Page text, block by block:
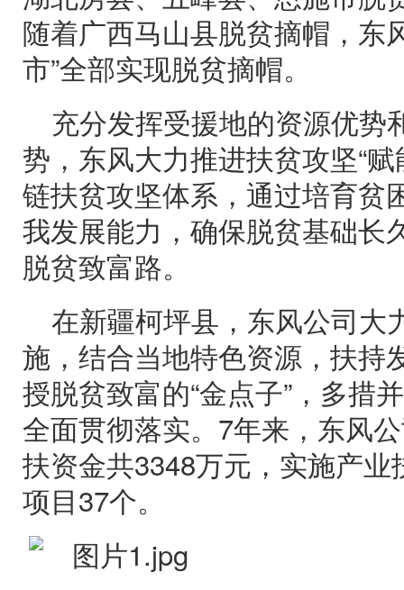
随着广西马山县脱贫摘帽，东
市”全部实现脱贫摘帽。
充分发挥受援地的资源优势
势，东风大力推进扶贫攻坚“
链扶贫攻坚体系，通过培育贫
我发展能力，确保脱贫基础长
脱贫致富路。
在新疆柯坪县，东风公司大
施，结合当地特色资源，扶持
授脱贫致富的“金点子”，多措
全面贯彻落实。7年来，东风
扶资金共3348万元，实施产
项目37个。